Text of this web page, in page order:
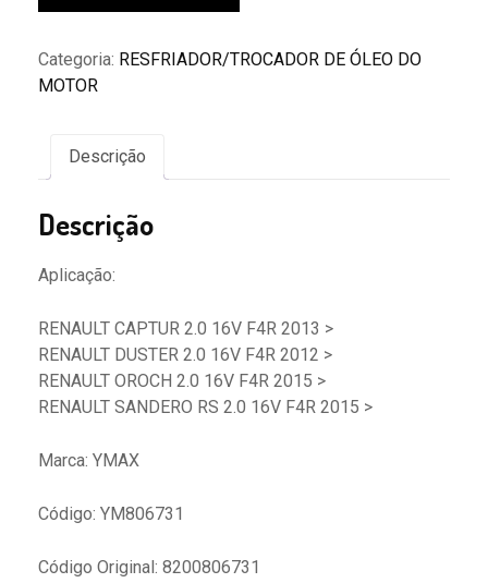
Calor
Duster
2.0
2012/-...
8200806731
Categoria: RESFRIADOR/TROCADOR DE ÓLEO DO
MOTOR
Descrição
Descrição
Aplicação:
RENAULT CAPTUR 2.0 16V F4R 2013 >
RENAULT DUSTER 2.0 16V F4R 2012 >
RENAULT OROCH 2.0 16V F4R 2015 >
RENAULT SANDERO RS 2.0 16V F4R 2015 >
Marca: YMAX
Código: YM806731
Código Original: 8200806731